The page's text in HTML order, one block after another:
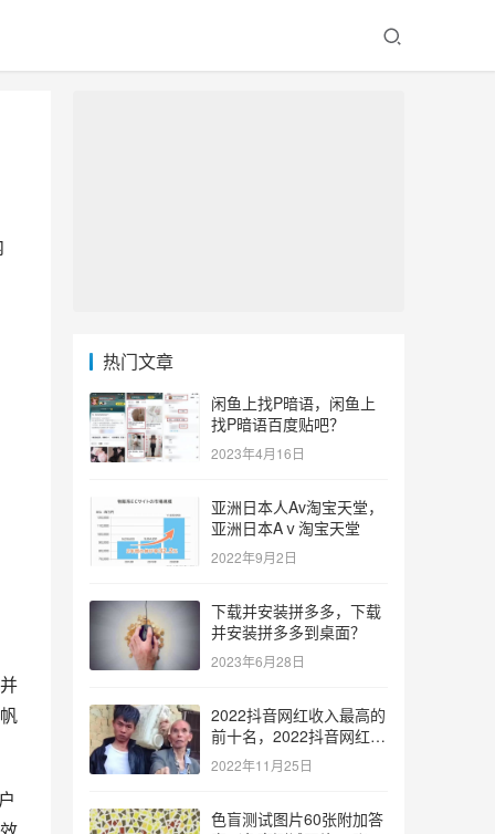
热门文章
闲鱼上找P暗语，闲鱼上
找P暗语百度贴吧？
2023年4月16日
亚洲日本人Av淘宝天堂，
亚洲日本Aⅴ淘宝天堂
2022年9月2日
下载并安装拼多多，下载
并安装拼多多到桌面？
2023年6月28日
2022抖音网红收入最高的
前十名，2022抖音网红收
入最高的前十名有哪些？
2022年11月25日
色盲测试图片60张附加答